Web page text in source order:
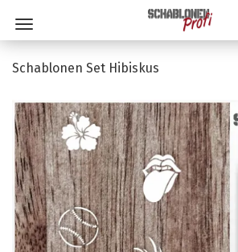
Schablonen Set Hibiskus